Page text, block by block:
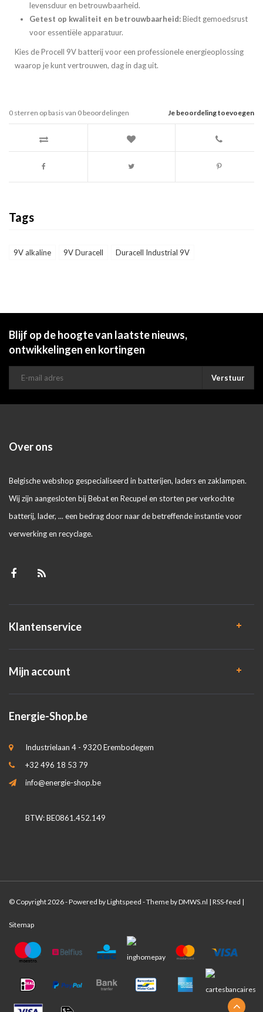
levensduur en betrouwbaarheid.
Getest op kwaliteit en betrouwbaarheid:Biedt gemoedsrust
voor essentiële apparatuur.
Kies de Procell 9V batterij voor een professionele energieoplossing
waarop je kunt vertrouwen, dag in dag uit.
Je beoordeling toevoegen
0 sterren op basis van 0 beoordelingen
Tags
9V alkaline 9V Duracell Duracell Industrial 9V
Blijf op de hoogte van laatste nieuws,
ontwikkelingen en kortingen
Verstuur
Over ons
Belgische webshop gespecialiseerd in batterijen, laders en zaklampen.
Wij zijn aangesloten bij Bebat en Recupel en storten per verkochte
batterij, lader, ... een bedrag door naar de betreffende instantie voor
verwerking en recyclage.
Klantenservice
Mijn account
Energie-Shop.be
Industrielaan 4 - 9320 Erembodegem
+32 496 18 53 79
info@energie-shop.be
BTW: BE0861.452.149
© Copyright 2026 - Powered byLightspeed - Theme byDMWS.nl | RSS-feed |
Sitemap